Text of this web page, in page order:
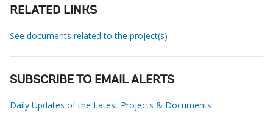
RELATED LINKS
See documents related to the project(s)
SUBSCRIBE TO EMAIL ALERTS
Daily Updates of the Latest Projects & Documents